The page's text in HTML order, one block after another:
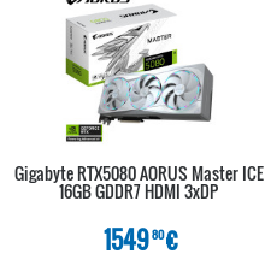
Gigabyte RTX5080 AORUS Master ICE
16GB GDDR7 HDMI 3xDP
154980€